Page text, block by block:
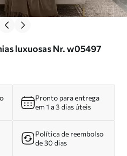
luxuosas Nr. w05497
Pronto para entrega
em 1 a 3 dias úteis
Política de reembolso
de 30 dias